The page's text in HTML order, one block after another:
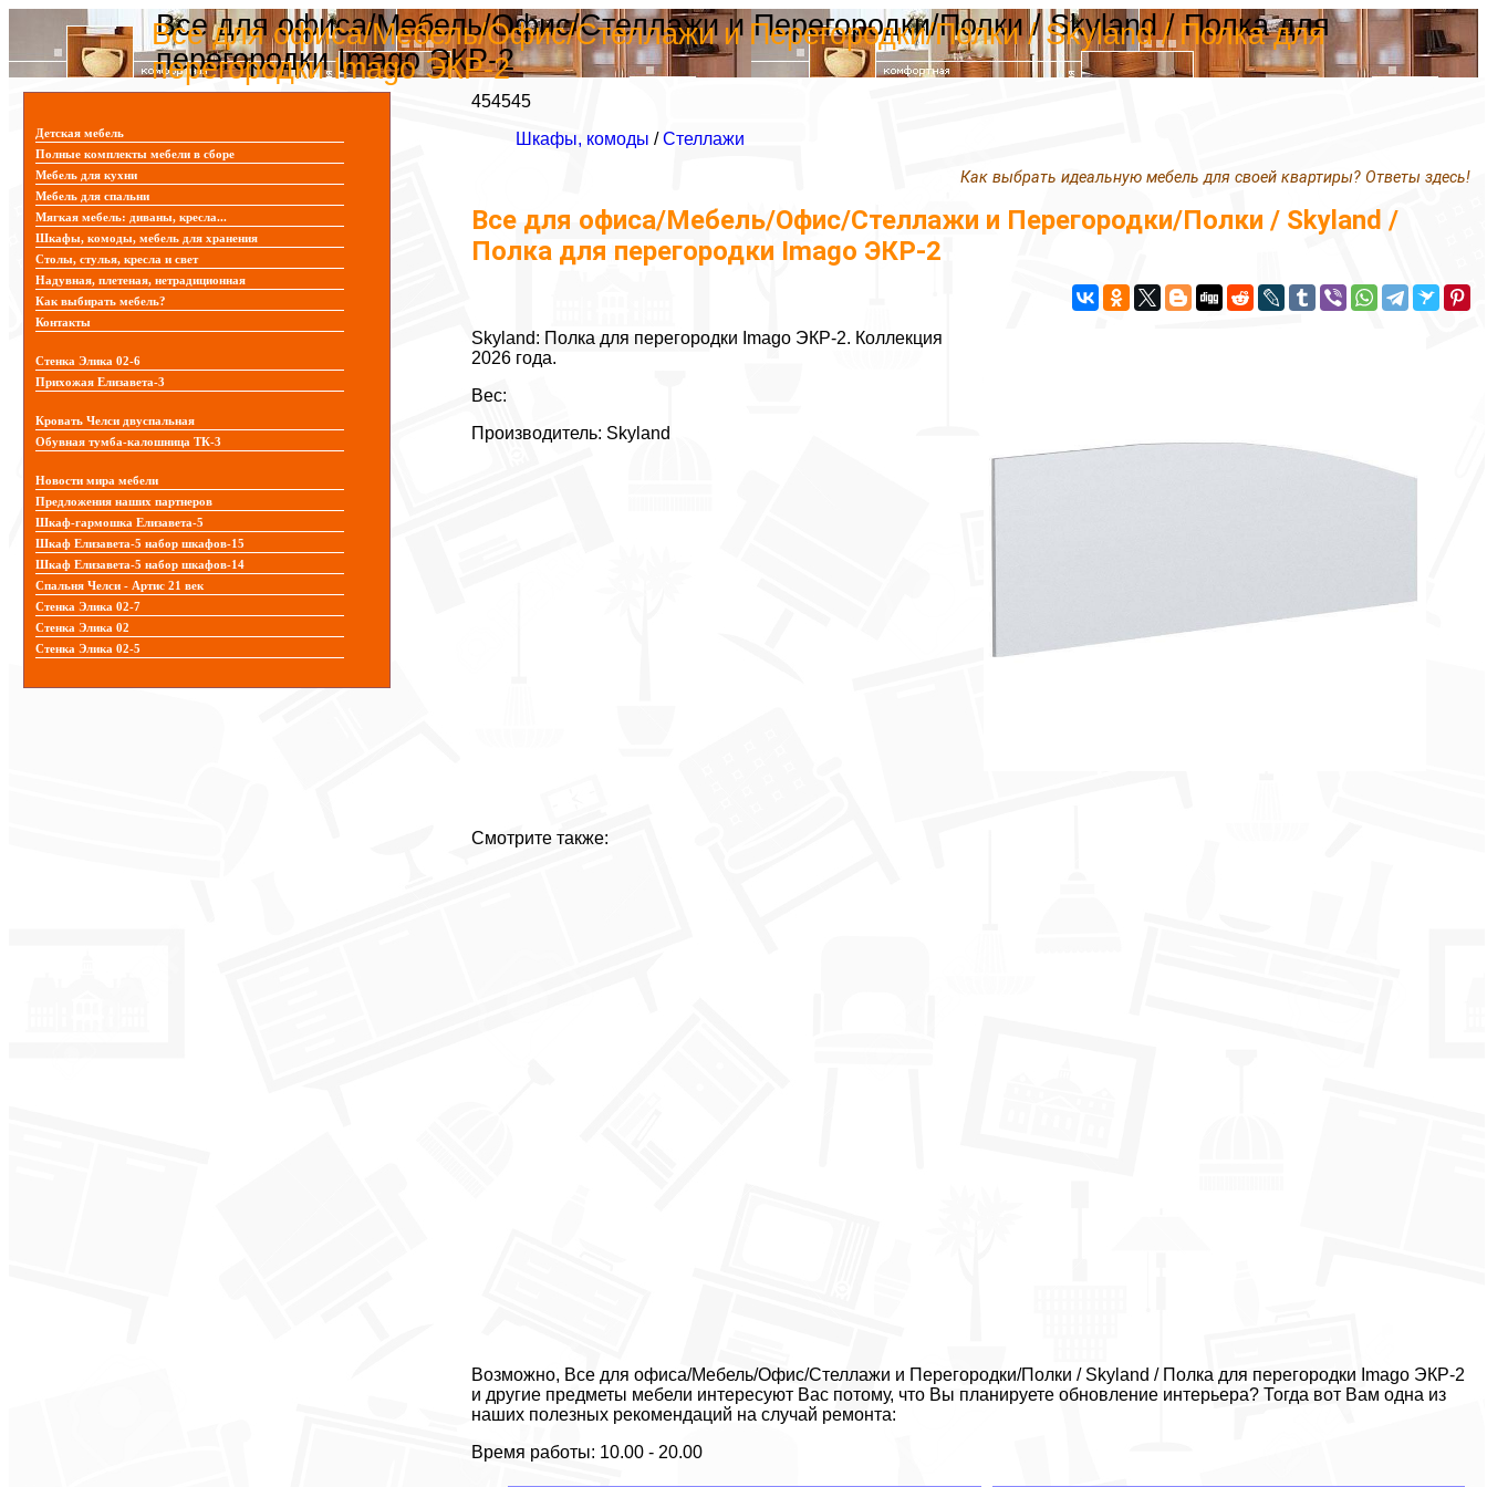
Все для офиса/Мебель/Офис/Стеллажи и Перегородки/Полки / Skyland / Полка для
перегородки Imago ЭКР-2
Все для офиса/Мебель/Офис/Стеллажи и Перегородки/Полки / Skyland / Полка для
перегородки Imago ЭКР-2
454545
Шкафы, комоды /Стеллажи
Как выбрать идеальную мебель для своей квартиры? Ответы здесь!
Все для офиса/Мебель/Офис/Стеллажи и Перегородки/Полки / Skyland /
Полка для перегородки Imago ЭКР-2
Skyland: Полка для перегородки Imago ЭКР-2. Коллекция
2026 года.
Вес:
Производитель: Skyland
Смотрите также:
Возможно, Все для офиса/Мебель/Офис/Стеллажи и Перегородки/Полки / Skyland / Полка для перегородки Imago ЭКР-2
и другие предметы мебели интересуют Вас потому, что Вы планируете обновление интерьера? Тогда вот Вам одна из
наших полезных рекомендаций на случай ремонта:
Время работы: 10.00 - 20.00
Детская мебель
Полные комплекты мебели в сборе
Мебель для кухни
Мебель для спальни
Мягкая мебель: диваны, кресла...
Шкафы, комоды, мебель для хранения
Столы, стулья, кресла и свет
Надувная, плетеная, нетрадиционная
Как выбирать мебель?
Контакты
Стенка Элика 02-6
Прихожая Елизавета-3
Кровать Челси двуспальная
Обувная тумба-калошница ТК-3
Новости мира мебели
Предложения наших партнеров
Шкаф-гармошка Елизавета-5
Шкаф Елизавета-5 набор шкафов-15
Шкаф Елизавета-5 набор шкафов-14
Спальня Челси - Артис 21 век
Стенка Элика 02-7
Стенка Элика 02
Стенка Элика 02-5